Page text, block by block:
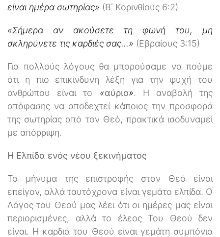
είναι ημέρα σωτηρίας» (Β΄ Κορινθίους 6:2)
«Σήμερα αν ακούσετε τη φωνή του, μη
σκληρύνετε τις καρδιές σας...» (Εβραίους 3:15)
Για πολλούς λόγους θα μπορούσαμε να πούμε
ότι η πιο επικίνδυνη λέξη για την ψυχή του
ανθρώπου είναι το «αύριο». Η αναβολή της
απόφασης να αποδεχτεί κάποιος την προσφορά
της σωτηρίας από τον Θεό, πρακτικά ισοδυναμεί
με απόρριψη.
Η Ελπίδα ενός νέου ξεκινήματος
Το μήνυμα της επιστροφής στον Θεό είναι
επείγον, αλλά ταυτόχρονα είναι γεμάτο ελπίδα. Ο
Λόγος του Θεού μας λέει ότι οι ημέρες μας είναι
περιορισμένες, αλλά το έλεος Του Θεού δεν
είναι. Η καρδιά του Θεού είναι γεμάτη συμπόνια